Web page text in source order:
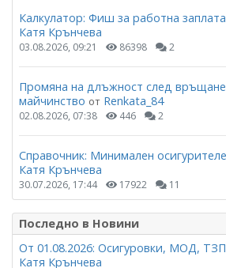
Калкулатор: Фиш за работна
Катя Крънчева
03.08.2026, 09:21 86398 2
Промяна на длъжност след
майчинство от Renkata_84
02.08.2026, 07:38 446 2
Справочник: Минимален
Катя Крънчева
30.07.2026, 17:44 17922 11
Последно в Новини
От 01.08.2026: Осигуровки, МОД,
Катя Крънчева